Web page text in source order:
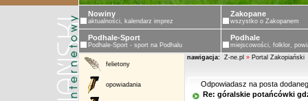
Nowiny
aktualności, kalendarz imprez
Zakopane
wszystko o Zakopanem
Podhale-Sport
Podhale-Sport - sport na Podhalu
Podhale
miejscowości, folklor,
felietony
opowiadania
nawigacja: Z-ne.pl » Portal Zakopiański
Odpowiadasz na posta
Re: góralskie potańcówki